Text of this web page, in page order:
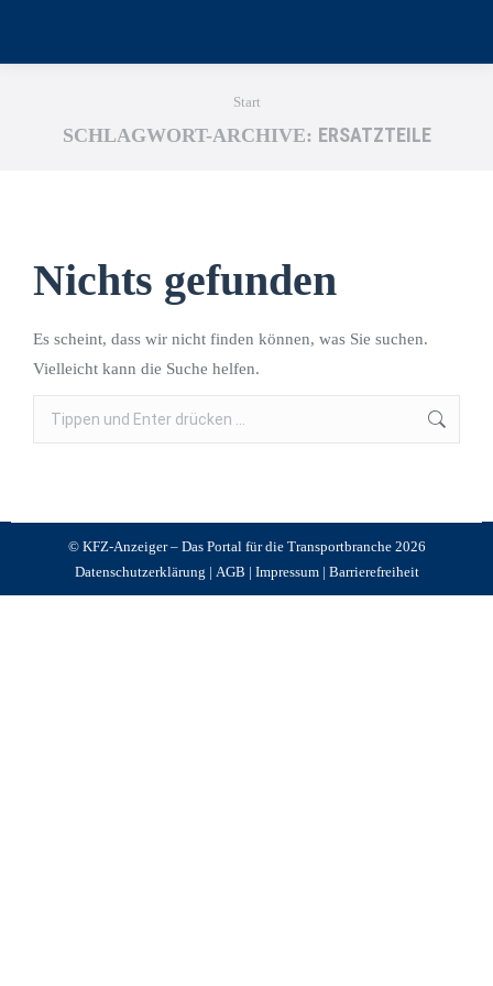
Sie befinden sich hier:
Start
SCHLAGWORT-ARCHIVE: ERSATZTEILE
Nichts gefunden
Es scheint, dass wir nicht finden können, was Sie suchen.
Vielleicht kann die Suche helfen.
© KFZ-Anzeiger – Das Portal für die Transportbranche 2026
Datenschutzerklärung | AGB | Impressum| Barrierefreiheit